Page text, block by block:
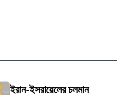
ইরান-ইসরায়েলের চলমান